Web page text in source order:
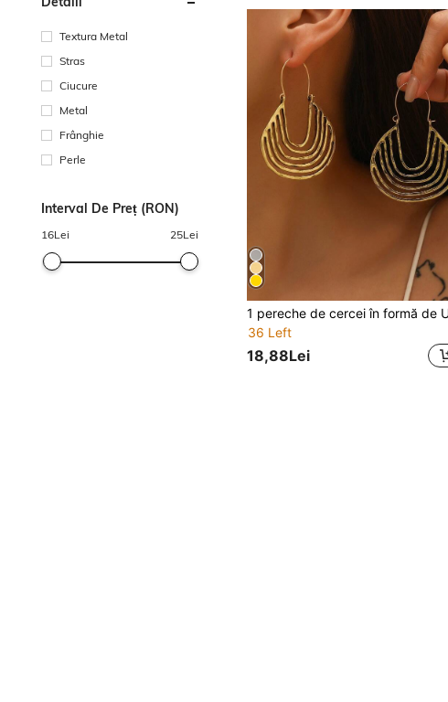
Textura Metal
Stras
Ciucure
Metal
Frânghie
Perle
Interval De Preț (RON)
16Lei 25Lei
36 Left
18,88Lei